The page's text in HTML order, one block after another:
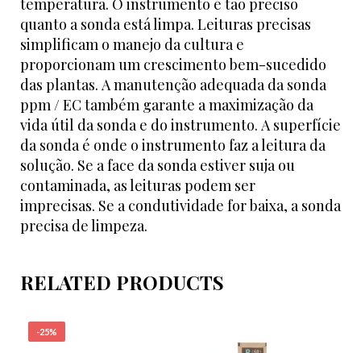
temperatura. O instrumento é tão preciso
quanto a sonda está limpa. Leituras precisas
simplificam o manejo da cultura e
proporcionam um crescimento bem-sucedido
das plantas. A manutenção adequada da sonda
ppm / EC também garante a maximização da
vida útil da sonda e do instrumento. A superfície
da sonda é onde o instrumento faz a leitura da
solução. Se a face da sonda estiver suja ou
contaminada, as leituras podem ser
imprecisas. Se a condutividade for baixa, a sonda
precisa de limpeza.
RELATED PRODUCTS
-25%